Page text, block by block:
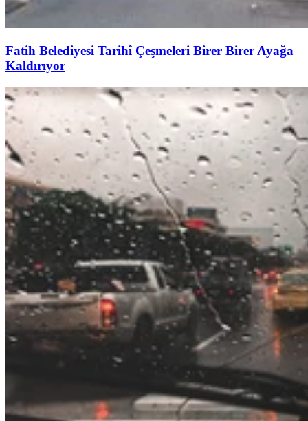
Fatih Belediyesi Tarihî Çeşmeleri Birer Birer Ayağa
Kaldırıyor